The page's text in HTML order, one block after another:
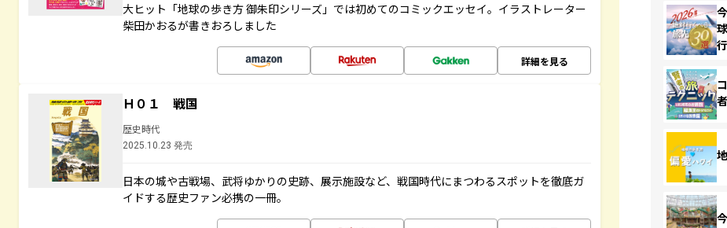
大ヒット「地球の歩き方 御朱印シリーズ」では初めてのコミックエッセイ。イラストレーター
柴田かおるが書きおろしました
詳細を見る
Ｈ０１ 戦国
歴史時代
2025.10.23 発売
日本の城や古戦場、武将ゆかりの史跡、展示施設など、戦国時代にまつわるスポットを徹底ガ
イドする歴史ファン必携の一冊。